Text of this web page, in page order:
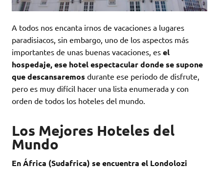
A todos nos encanta irnos de vacaciones a lugares
paradisiacos, sin embargo, uno de los aspectos más
importantes de unas buenas vacaciones, es el
hospedaje, ese hotel espectacular donde se supone
que descansaremos durante ese periodo de disfrute,
pero es muy difícil hacer una lista enumerada y con
orden de todos los hoteles del mundo.
Los Mejores Hoteles del
Mundo
En África (Sudafrica) se encuentra el Londolozi